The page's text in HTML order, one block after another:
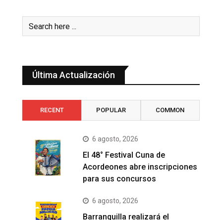
Última Actualización
RECENT POPULAR COMMON
6 agosto, 2026
El 48° Festival Cuna de
Acordeones abre inscripciones
para sus concursos
6 agosto, 2026
Barranquilla realizará el